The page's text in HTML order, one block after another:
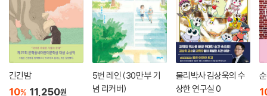
긴긴밤
10% 11,250원
5번 레인 (30만 부 기
념 리커버)
물리박사 김상욱의 수
상한 연구실 0